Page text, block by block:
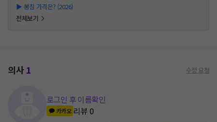
▶ 봉침 가격은? (2026)
전체보기
의사1 수정 요청
로그인 후 이름확인
카카오 리뷰0